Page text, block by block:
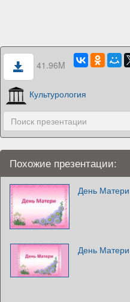
41.96M
Культурология
Похожие презентации:
День Матери
День Матери